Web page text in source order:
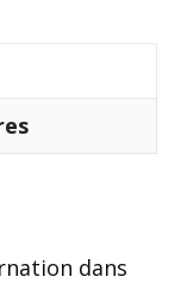
dans